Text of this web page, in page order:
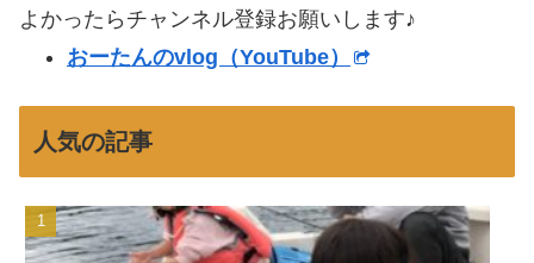
よかったらチャンネル登録お願いします♪
おーたんのvlog（YouTube）
人気の記事